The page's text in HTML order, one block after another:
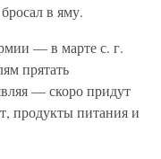
в яму.
— в марте с. г.
прятать
— скоро придут
продукты питания и